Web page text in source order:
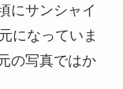
にサンシャイ
になっていま
の写真ではか